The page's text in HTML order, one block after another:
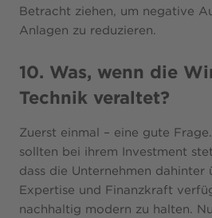
Betracht ziehen, um negative
Anlagen zu reduzieren.
10. Was, wenn die
Technik veraltet?
Zuerst einmal – eine gute
sollten bei ihrem Investment
dass die Unternehmen dahinter
Expertise und Finanzkraft
nachhaltig modern zu halten.